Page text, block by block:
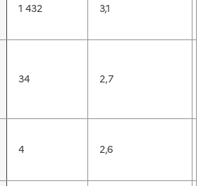
1 432 3,1
34 2,7
4 2,6